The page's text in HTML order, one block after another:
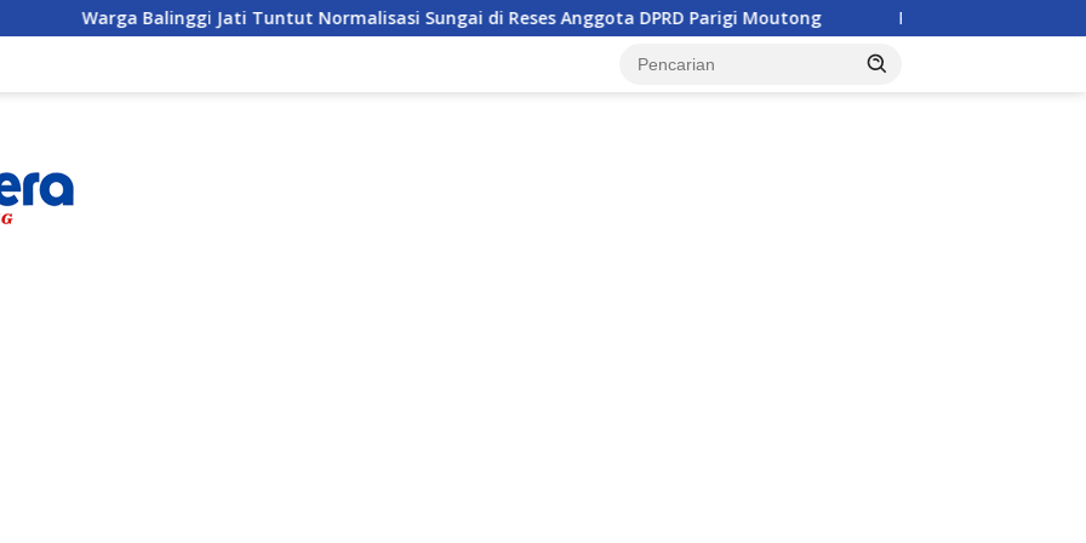
Jati Tuntut Normalisasi Sungai di Reses Anggota DPRD Parigi Moutong Penghulu di Parigi Moutong Diminta Aktif